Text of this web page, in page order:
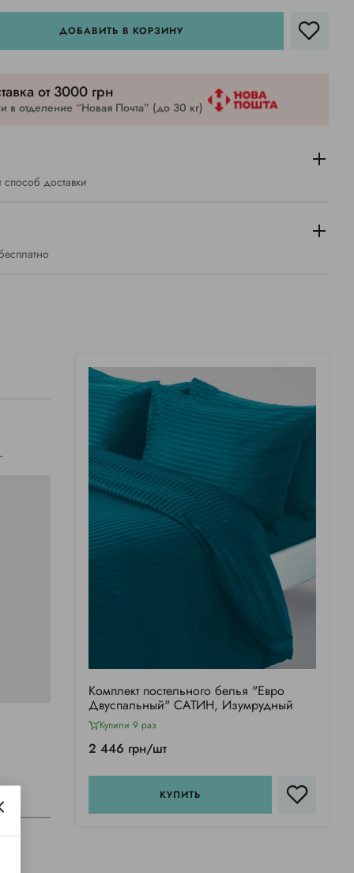
ДОБАВИТЬ В КОРЗИНУ
от 3000 грн
в отделение “Новая Почта” (до 30 кг)
доставки
Комплект постельного белья "Евро
Двуспальный" САТИН, Изумрудный
Купили 9 раз
2 446 грн/шт
КУПИТЬ